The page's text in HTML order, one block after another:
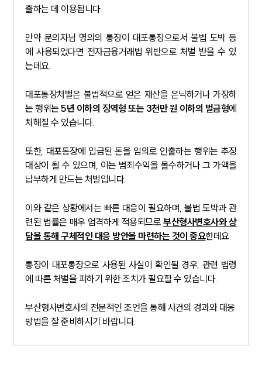
출하는 데 이용됩니다.
만약 문의자님 명의의 통장이 대포통장으로서 불법 도박 등
에 사용되었다면 전자금융거래법 위반으로 처벌 받을 수 있
는데요.
대포통장처벌은 불법적으로 얻은 재산을 은닉하거나 가장하
는 행위는5년 이하의 징역형 또는 3천만 원 이하의 벌금형에
처해질 수 있습니다.
또한, 대포통장에 입금된 돈을 임의로 인출하는 행위는 추징
대상이 될 수 있으며, 이는 범죄수익을 몰수하거나 그 가액을
납부하게 만드는 처벌입니다.
이와 같은 상황에서는 빠른 대응이 필요하며, 불법 도박과 관
련된 법률은 매우 엄격하게 적용되므로부산형사변호사와 상
담을 통해 구체적인 대응 방안을 마련하는 것이 중요한데요.
통장이 대포통장으로 사용된 사실이 확인될 경우, 관련 법령
에 따른 처벌을 피하기 위한 조치가 필요할 수 있습니다.
부산형사변호사의 전문적인 조언을 통해 사건의 경과와 대응
방법을 잘 준비하시기 바랍니다.